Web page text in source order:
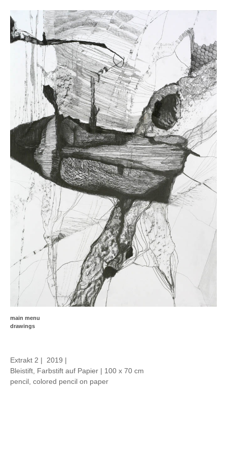
main menu
drawings
Extrakt 2 | 2019 |
Bleistift, Farbstift auf Papier | 100 x 70 cm
pencil, colored pencil on paper